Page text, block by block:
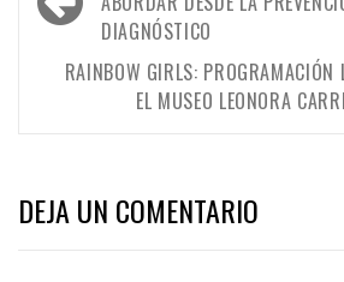
de
entradasDIAGNÓSTICO
RAINBOW GIRLS: PROGRAMACIÓN
EL MUSEO LEONORA
DEJA UN COMENTARIO